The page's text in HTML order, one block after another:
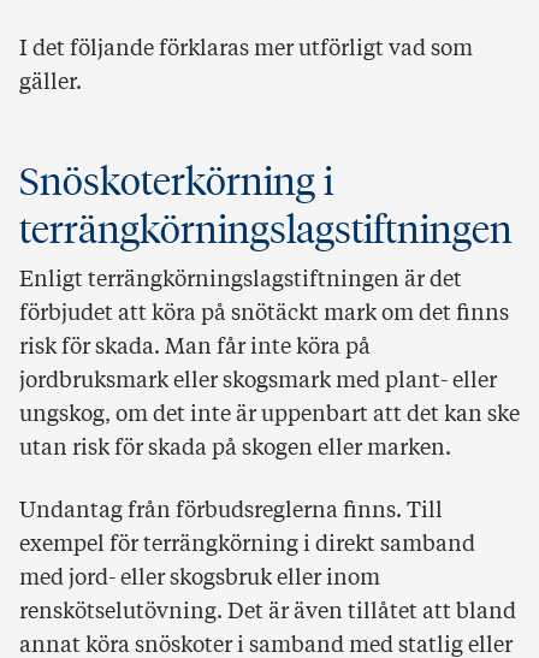
I det följande förklaras mer utförligt vad som
gäller.
Snöskoterkörning i
terrängkörningslagstiftningen
Enligt terrängkörningslagstiftningen är det
förbjudet att köra på snötäckt mark om det finns
risk för skada. Man får inte köra på
jordbruksmark eller skogsmark med plant- eller
ungskog, om det inte är uppenbart att det kan ske
utan risk för skada på skogen eller marken.
Undantag från förbudsreglerna finns. Till
exempel för terrängkörning i direkt samband
med jord- eller skogsbruk eller inom
renskötselutövning. Det är även tillåtet att bland
annat köra snöskoter i samband med statlig eller